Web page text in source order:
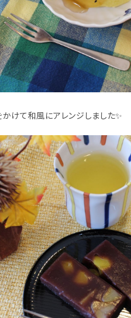
けて和風にアレンジしました✨